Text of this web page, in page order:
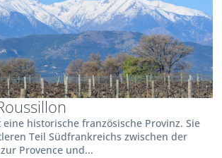
eine historische französische Provinz. Sie
Teil Südfrankreichs zwischen der
Provence und...